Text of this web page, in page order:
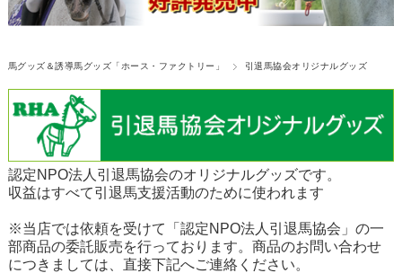
馬グッズ＆誘導馬グッズ「ホース・ファクトリー」 引退馬協会オリジナルグッズ
認定NPO法人引退馬協会のオリジナルグッズです。
収益はすべて引退馬支援活動のために使われます
※当店では依頼を受けて「認定NPO法人引退馬協会」の一
部商品の委託販売を行っております。商品のお問い合わせ
につきましては、直接下記へご連絡ください。